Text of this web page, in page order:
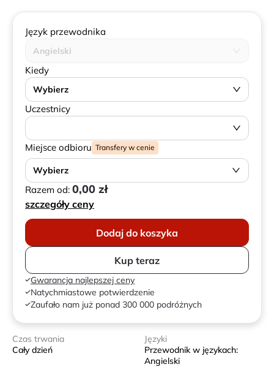
Język przewodnika
Angielski
Kiedy
Wybierz
Uczestnicy
Miejsce odbioru Transfery w cenie
Wybierz
Razem od: 0,00 zł
szczegóły ceny
Dodaj do koszyka
Kup teraz
Gwarancja najlepszej ceny
Natychmiastowe potwierdzenie
Zaufało nam już ponad 300 000 podróżnych
Czas trwania
Cały dzień
Języki
Przewodnik w językach:
Angielski